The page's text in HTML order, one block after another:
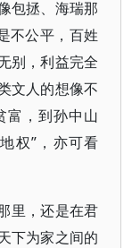
包拯、海瑞那
不公平，百姓
别，利益完全
文人的想像不
富，到孙中山
权”，亦可看
里，还是在君
下为家之间的